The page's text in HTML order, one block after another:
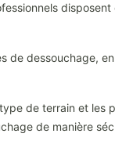
de dessouchage,
de terrain et les
de manière